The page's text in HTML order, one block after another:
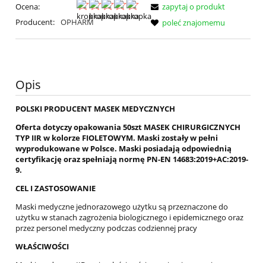
Ocena:
Producent: OPHARM
zapytaj o produkt
poleć znajomemu
Opis
POLSKI PRODUCENT MASEK MEDYCZNYCH
Oferta dotyczy opakowania 50szt MASEK CHIRURGICZNYCH
TYP IIR w kolorze FIOLETOWYM. Maski zostały w pełni
wyprodukowane w Polsce. Maski posiadają odpowiednią
certyfikację oraz spełniają normę PN-EN 14683:2019+AC:2019-
9.
CEL I ZASTOSOWANIE
Maski medyczne jednorazowego użytku są przeznaczone do
użytku w stanach zagrożenia biologicznego i epidemicznego oraz
przez personel medyczny podczas codziennej pracy
WŁAŚCIWOŚCI